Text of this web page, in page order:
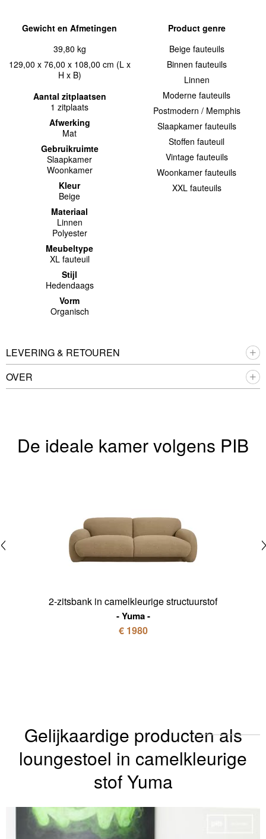
Gewicht en Afmetingen
39,80 kg
129,00 x 76,00 x 108,00 cm (L x
H x B)
Aantal zitplaatsen
1 zitplaats
Afwerking
Mat
Gebruikruimte
Slaapkamer
Woonkamer
Kleur
Beige
Materiaal
Linnen
Polyester
Meubeltype
XL fauteuil
Stijl
Hedendaags
Vorm
Organisch
Product genre
Beige fauteuils
Binnen fauteuils
Linnen
Moderne fauteuils
Postmodern / Memphis
Slaapkamer fauteuils
Stoffen fauteuil
Vintage fauteuils
Woonkamer fauteuils
XXL fauteuils
LEVERING & RETOUREN
OVER
De ideale kamer volgens PIB
2-zitsbank in camelkleurige structuurstof
Yuma
€ 1980
Gelijkaardige producten als
loungestoel in camelkleurige
stof Yuma